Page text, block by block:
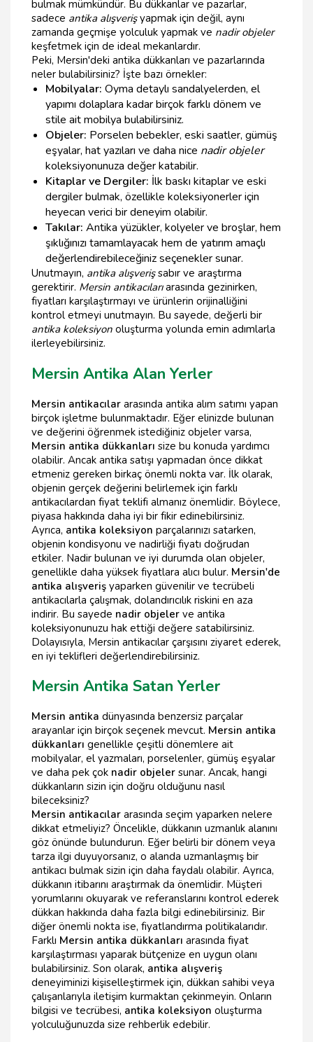
bulmak mümkündür. Bu dükkanlar ve pazarlar,
sadece antika alışverişyapmak için değil, aynı
zamanda geçmişe yolculuk yapmak ve nadir objeler
keşfetmek için de ideal mekanlardır.
Peki, Mersin'deki antika dükkanları ve pazarlarında
neler bulabilirsiniz? İşte bazı örnekler:
Mobilyalar: Oyma detaylı sandalyelerden, el
yapımı dolaplara kadar birçok farklı dönem ve
stile ait mobilya bulabilirsiniz.
Objeler: Porselen bebekler, eski saatler, gümüş
eşyalar, hat yazıları ve daha nice nadir objeler
koleksiyonunuza değer katabilir.
Kitaplar ve Dergiler: İlk baskı kitaplar ve eski
dergiler bulmak, özellikle koleksiyonerler için
heyecan verici bir deneyim olabilir.
Takılar: Antika yüzükler, kolyeler ve broşlar, hem
şıklığınızı tamamlayacak hem de yatırım amaçlı
değerlendirebileceğiniz seçenekler sunar.
Unutmayın, antika alışverişsabır ve araştırma
gerektirir. Mersin antikacılarıarasında gezinirken,
fiyatları karşılaştırmayı ve ürünlerin orijinalliğini
kontrol etmeyi unutmayın. Bu sayede, değerli bir
antika koleksiyon oluşturma yolunda emin adımlarla
ilerleyebilirsiniz.
Mersin Antika Alan Yerler
Mersin antikacılar arasında antika alım satımı yapan
birçok işletme bulunmaktadır. Eğer elinizde bulunan
ve değerini öğrenmek istediğiniz objeler varsa,
Mersin antika dükkanları size bu konuda yardımcı
olabilir. Ancak antika satışı yapmadan önce dikkat
etmeniz gereken birkaç önemli nokta var. İlk olarak,
objenin gerçek değerini belirlemek için farklı
antikacılardan fiyat teklifi almanız önemlidir. Böylece,
piyasa hakkında daha iyi bir fikir edinebilirsiniz.
Ayrıca, antika koleksiyon parçalarınızı satarken,
objenin kondisyonu ve nadirliği fiyatı doğrudan
etkiler. Nadir bulunan ve iyi durumda olan objeler,
genellikle daha yüksek fiyatlara alıcı bulur. Mersin'de
antika alışveriş yaparken güvenilir ve tecrübeli
antikacılarla çalışmak, dolandırıcılık riskini en aza
indirir. Bu sayede nadir objeler ve antika
koleksiyonunuzu hak ettiği değere satabilirsiniz.
Dolayısıyla, Mersin antikacılar çarşısını ziyaret ederek,
en iyi teklifleri değerlendirebilirsiniz.
Mersin Antika Satan Yerler
Mersin antika dünyasında benzersiz parçalar
arayanlar için birçok seçenek mevcut. Mersin antika
dükkanları genellikle çeşitli dönemlere ait
mobilyalar, el yazmaları, porselenler, gümüş eşyalar
ve daha pek çok nadir objeler sunar. Ancak, hangi
dükkanların sizin için doğru olduğunu nasıl
bileceksiniz?
Mersin antikacılar arasında seçim yaparken nelere
dikkat etmeliyiz? Öncelikle, dükkanın uzmanlık alanını
göz önünde bulundurun. Eğer belirli bir dönem veya
tarza ilgi duyuyorsanız, o alanda uzmanlaşmış bir
antikacı bulmak sizin için daha faydalı olabilir. Ayrıca,
dükkanın itibarını araştırmak da önemlidir. Müşteri
yorumlarını okuyarak ve referanslarını kontrol ederek
dükkan hakkında daha fazla bilgi edinebilirsiniz. Bir
diğer önemli nokta ise, fiyatlandırma politikalarıdır.
Farklı Mersin antika dükkanları arasında fiyat
karşılaştırması yaparak bütçenize en uygun olanı
bulabilirsiniz. Son olarak, antika alışveriş
deneyiminizi kişiselleştirmek için, dükkan sahibi veya
çalışanlarıyla iletişim kurmaktan çekinmeyin. Onların
bilgisi ve tecrübesi, antika koleksiyon oluşturma
yolculuğunuzda size rehberlik edebilir.